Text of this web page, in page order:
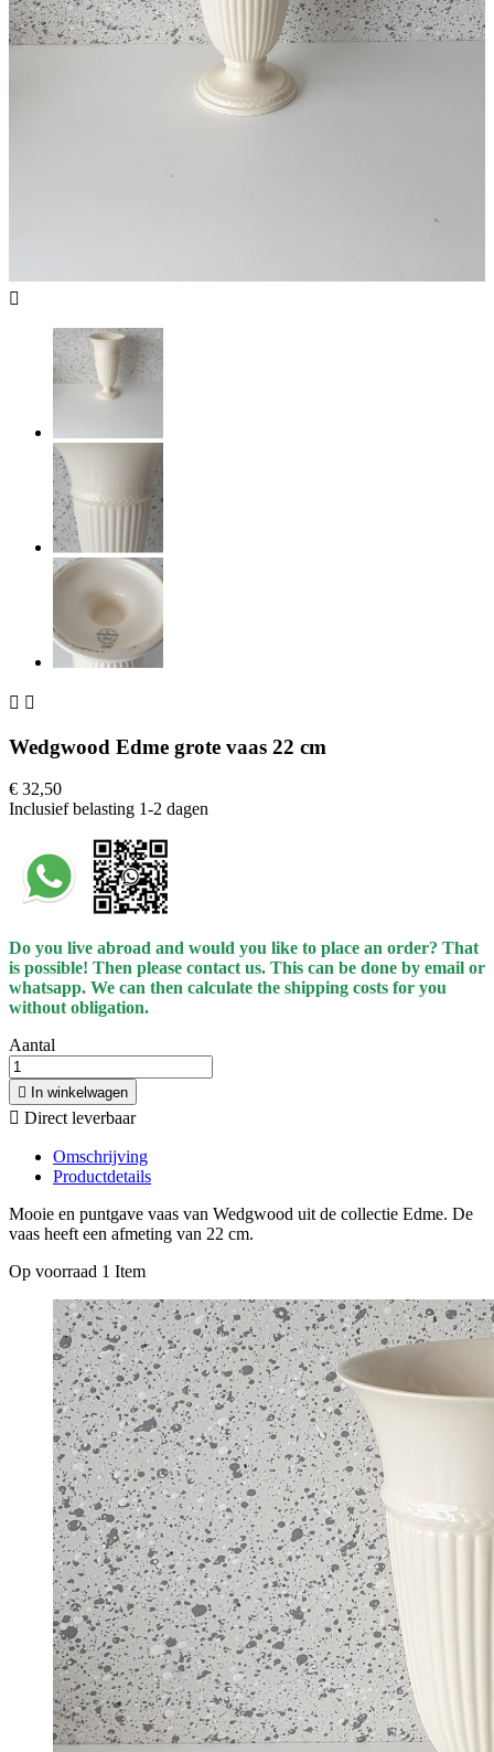

 
Wedgwood Edme grote vaas 22 cm
€ 32,50
Inclusief belasting 1-2 dagen
Do you live abroad and would you like to place an order? That
is possible! Then please contact us. This can be done by email or
whatsapp. We can then calculate the shipping costs for you
without obligation.
Aantal
 In winkelwagen
 Direct leverbaar
Omschrijving
Productdetails
Mooie en puntgave vaas van Wedgwood uit de collectie Edme. De
vaas heeft een afmeting van 22 cm.
Op voorraad 1 Item